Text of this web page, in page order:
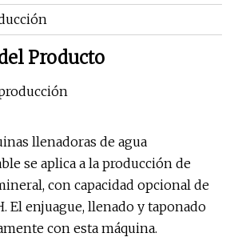
Producto
llenadoras de agua
se aplica a la producción de
con capacidad opcional de
El enjuague, llenado y taponado
con esta máquina.